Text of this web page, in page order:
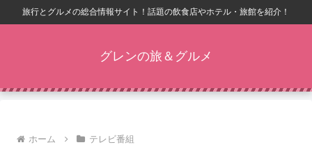
旅行とグルメの総合情報サイト！話題の飲食店やホテル・旅館を紹介！
グレンの旅＆グルメ
ホーム テレビ番組